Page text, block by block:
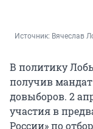
Источник: Вячеслав
В политику
получив
довыборов. 2
участия в
России» по